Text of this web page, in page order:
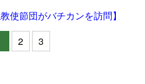
使節団がバチカンを訪問】
2 3